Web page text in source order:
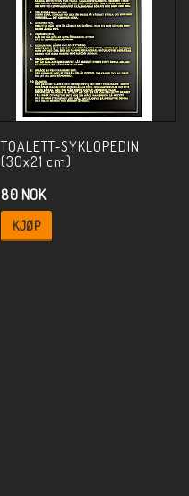
TOALETT-SYKLOPEDIN
(30x21 cm)
80 NOK
KJØP